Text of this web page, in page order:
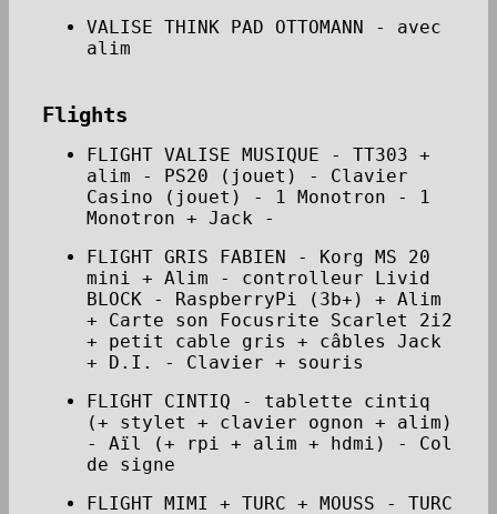
VALISE THINK PAD OTTOMANN - avec
alim
Flights
FLIGHT VALISE MUSIQUE - TT303 +
alim - PS20 (jouet) - Clavier
Casino (jouet) - 1 Monotron - 1
Monotron + Jack -
FLIGHT GRIS FABIEN - Korg MS 20
mini + Alim - controlleur Livid
BLOCK - RaspberryPi (3b+) + Alim
+ Carte son Focusrite Scarlet 2i2
+ petit cable gris + câbles Jack
+ D.I. - Clavier + souris
FLIGHT CINTIQ - tablette cintiq
(+ stylet + clavier ognon + alim)
- Aïl (+ rpi + alim + hdmi) - Col
de signe
FLIGHT MIMI + TURC + MOUSS - TURC